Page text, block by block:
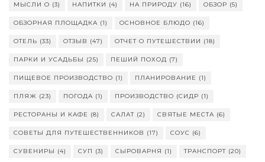
МЫСЛИ О (3) НАПИТКИ (4) НА ПРИРОДУ (16) ОБЗОР (5)
ОБЗОРНАЯ ПЛОЩАДКА (1) ОСНОВНОЕ БЛЮДО (16)
ОТЕЛЬ (33) ОТЗЫВ (47) ОТЧЕТ О ПУТЕШЕСТВИИ (18)
ПАРКИ И УСАДЬБЫ (25) ПЕШИЙ ПОХОД (7)
ПИЩЕВОЕ ПРОИЗВОДСТВО (1) ПЛАНИРОВАНИЕ (1)
ПЛЯЖ (23) ПОГОДА (1) ПРОИЗВОДСТВО (СИДР (1)
РЕСТОРАНЫ И КАФЕ (8) САЛАТ (2) СВЯТЫЕ МЕСТА (6)
СОВЕТЫ ДЛЯ ПУТЕШЕСТВЕННИКОВ (17) СОУС (6)
СУВЕНИРЫ (4) СУП (3) СЫРОВАРНЯ (1) ТРАНСПОРТ (20)